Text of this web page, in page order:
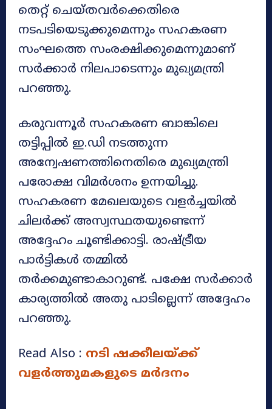
തെറ്റ് ചെയ്തവർക്കെതിരെ
നടപടിയെടുക്കുമെന്നും സഹകരണ
സംഘത്തെ സംരക്ഷിക്കുമെന്നുമാണ്
സർക്കാർ നിലപാടെന്നും മുഖ്യമന്ത്രി
പറഞ്ഞു.
കരുവന്നൂർ സഹകരണ ബാങ്കിലെ
തട്ടിപ്പിൽ ഇ.ഡി നടത്തുന്ന
അന്വേഷണത്തിനെതിരെ മുഖ്യമന്ത്രി
പരോക്ഷ വിമർശനം ഉന്നയിച്ചു.
സഹകരണ മേഖലയുടെ വളർച്ചയിൽ
ചിലർക്ക് അസ്വസ്ഥതയുണ്ടെന്ന്
അദ്ദേഹം ചൂണ്ടിക്കാട്ടി. രാഷ്ട്രീയ
പാർട്ടികൾ തമ്മിൽ
തർക്കമുണ്ടാകാറുണ്ട്. പക്ഷേ സർക്കാർ
കാര്യത്തിൽ അതു പാടില്ലെന്ന് അദ്ദേഹം
പറഞ്ഞു.
Read Also : നടി ഷക്കീലയ്ക്ക്
വളർത്തുമകളുടെ മർദനം